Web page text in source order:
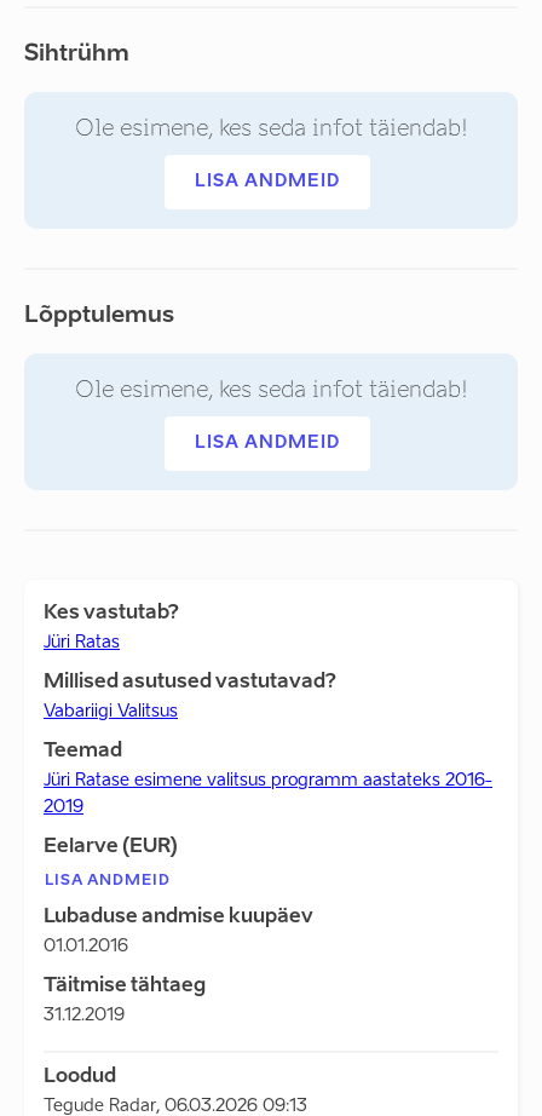
Sihtrühm
Ole esimene, kes seda infot täiendab!
LISA ANDMEID
Lõpptulemus
Ole esimene, kes seda infot täiendab!
LISA ANDMEID
Kes vastutab?
Jüri Ratas
Millised asutused vastutavad?
Vabariigi Valitsus
Teemad
Jüri Ratase esimene valitsus programm aastateks 2016-
2019
Eelarve (EUR)
LISA ANDMEID
Lubaduse andmise kuupäev
01.01.2016
Täitmise tähtaeg
31.12.2019
Loodud
Tegude Radar, 06.03.2026 09:13